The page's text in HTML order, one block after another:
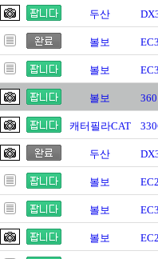
두산
볼보
볼보
볼보
캐터필라CAT
두산
볼보
볼보
볼보